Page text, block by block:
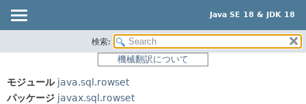
Java SE 18 & JDK 18
パッケージ
サマリー:
ネスト済
検索:
機械翻訳について
モジュール java.sql.rowset
パッケージ javax.sql.rowset